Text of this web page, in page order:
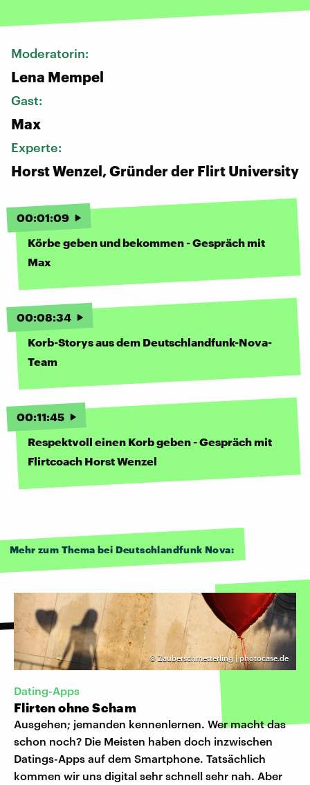
Moderatorin:
Lena Mempel
Gast:
Max
Experte:
Horst Wenzel, Gründer der Flirt University
00:01:09
Körbe geben und bekommen - Gespräch mit
Max
00:08:34
Korb-Storys aus dem Deutschlandfunk-Nova-
Team
00:11:45
Respektvoll einen Korb geben - Gespräch mit
Flirtcoach Horst Wenzel
Mehr zum Thema bei Deutschlandfunk Nova:
© Zauberschmetterling | photocase.de
Dating-Apps
Flirten ohne Scham
Ausgehen; jemanden kennenlernen. Wer macht das
schon noch? Die Meisten haben doch inzwischen
Datings-Apps auf dem Smartphone. Tatsächlich
kommen wir uns digital sehr schnell sehr nah. Aber